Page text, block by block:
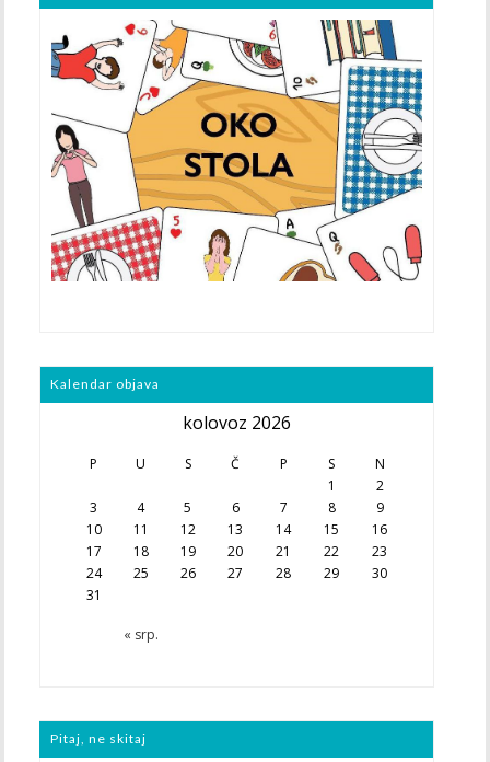
Kalendar objava
kolovoz 2026
P U S Č P S N
« srp.
1
2
3
4 5 6 7 8
9
10
11 12 13 14 15
16
17
18 19 20 21 22
23
24
25 26 27 28 29
30
31
Pitaj, ne skitaj